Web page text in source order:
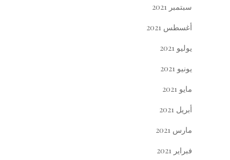
سبتمبر 2021
أغسطس 2021
يوليو 2021
يونيو 2021
مايو 2021
أبريل 2021
مارس 2021
فبراير 2021